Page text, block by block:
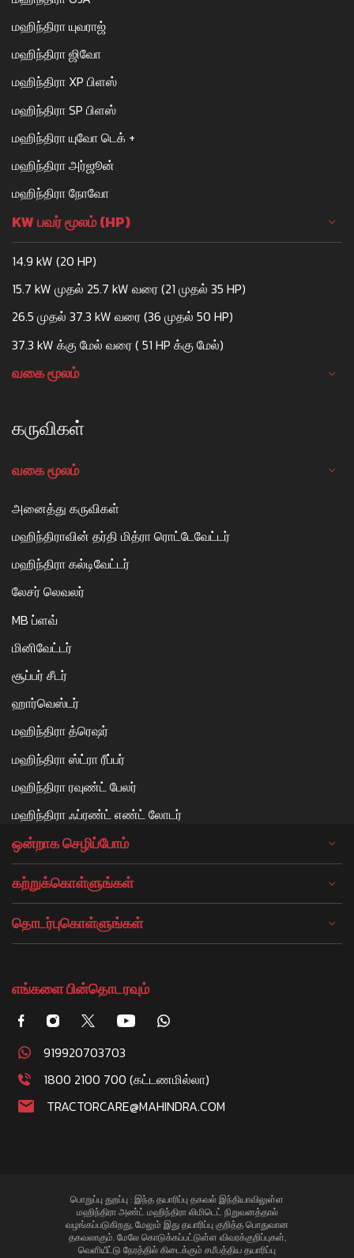
மஹிந்திரா யுவராஜ்
மஹிந்திரா ஜிவோ
மஹிந்திரா XP பிளஸ்
மஹிந்திரா SP பிளஸ்
மஹிந்திரா யுவோ டெக் +
மஹிந்திரா அர்ஜூன்
மஹிந்திரா நோவோ
KW பவர் மூலம் (HP)
14.9 kW (20 HP)
15.7 kW முதல் 25.7 kW வரை (21 முதல் 35 HP)
26.5 முதல் 37.3 kW வரை (36 முதல் 50 HP)
37.3 kW க்கு மேல் வரை ( 51 HP க்கு மேல்)
வகை மூலம்
கருவிகள்
வகை மூலம்
அனைத்து கருவிகள்
மஹிந்திராவின் தர்தி மித்ரா ரொட்டேவேட்டர்
மஹிந்திரா கல்டிவேட்டர்
லேசர் லெவலர்
MB ப்ளவ்
மினிவேட்டர்
சூப்பர் சீடர்
ஹார்வெஸ்டர்
மஹிந்திரா த்ரெஷர்
மஹிந்திரா ஸ்ட்ரா ரீப்பர்
மஹிந்திரா ரவுண்ட் பேலர்
மஹிந்திரா ஃப்ரண்ட் எண்ட் லோடர்
ஒன்றாக செழிப்போம்
கற்றுக்கொள்ளுங்கள்
தொடர்புகொள்ளுங்கள்
எங்களை பின்தொடரவும்
919920703703
1800 2100 700 (கட்டணமில்லா)
TRACTORCARE@MAHINDRA.COM
பொறுப்பு துறப்பு : இந்த தயாரிப்பு தகவல் இந்தியாவிலுள்ள
மஹிந்திரா அண்ட் மஹிந்திரா லிமிடெட் நிறுவனத்தால்
வழங்கப்படுகிறது, மேலும் இது தயாரிப்பு குறித்த பொதுவான
தகவலாகும். மேலே கொடுக்கப்பட்டுள்ள விவரக்குறிப்புகள்,
வெளியீட்டு நேரத்தில் கிடைக்கும் சமீபத்திய தயாரிப்பு